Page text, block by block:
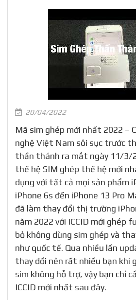
20/04/2022
Mã sim ghép mới nhất 2022 –
nghệ Việt Nam sôi sục trước
thần thánh ra mắt ngày 11/3/
thế hệ SIM ghép thế hệ mới
dụng với tất cả mọi sản phẩm
iPhone 6s đến iPhone 13 Pro
đã làm thay đổi thị trường
năm 2022 với ICCID mới ghép
bỏ không dùng sim ghép và
như quốc tế. Qua nhiều lần
thay đổi nên rất nhiều bạn khi
sim không hỗ trợ, vậy bạn chỉ
ICCID mới nhất sau đây.